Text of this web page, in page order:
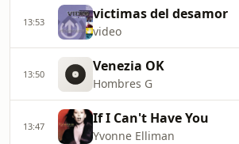
13:53 victimas del desamor
video
13:50 Venezia OK
Hombres G
13:47 If I Can't Have You
Yvonne Elliman